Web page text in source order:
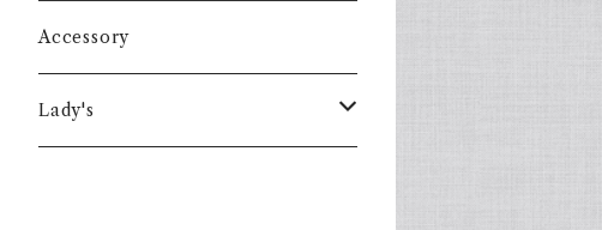
Accessory
Lady's